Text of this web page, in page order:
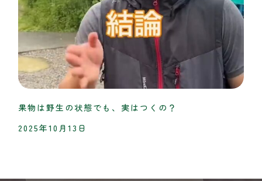
果物は野生の状態でも、実はつくの？
2025年10月13日